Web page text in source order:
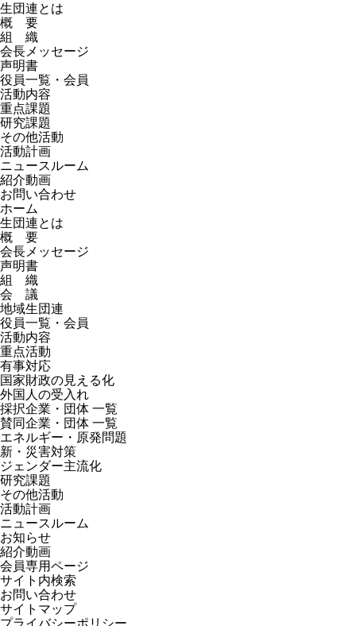
生団連とは
概 要
組 織
会長メッセージ
声明書
役員一覧・会員
活動内容
重点課題
研究課題
その他活動
活動計画
ニュースルーム
紹介動画
お問い合わせ
ホーム
生団連とは
概 要
会長メッセージ
声明書
組 織
会 議
地域生団連
役員一覧・会員
活動内容
重点活動
有事対応
国家財政の見える化
外国人の受入れ
採択企業・団体 一覧
賛同企業・団体 一覧
エネルギー・原発問題
新・災害対策
ジェンダー主流化
研究課題
その他活動
活動計画
ニュースルーム
お知らせ
紹介動画
会員専用ページ
サイト内検索
お問い合わせ
サイトマップ
プライバシーポリシー